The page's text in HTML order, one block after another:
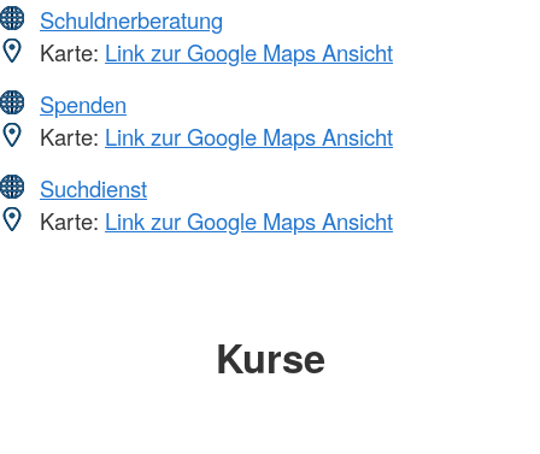
Schuldnerberatung
Karte: Link zur Google Maps Ansicht
Spenden
Karte: Link zur Google Maps Ansicht
Suchdienst
Karte: Link zur Google Maps Ansicht
Kurse